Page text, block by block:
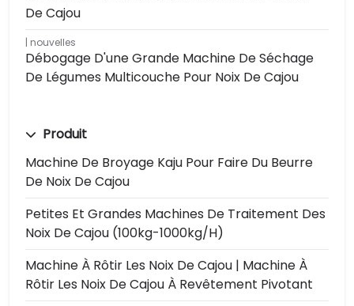
De Cajou
nouvelles
Débogage D'une Grande Machine De Séchage
De Légumes Multicouche Pour Noix De Cajou
Produit
Machine De Broyage Kaju Pour Faire Du Beurre
De Noix De Cajou
Petites Et Grandes Machines De Traitement Des
Noix De Cajou (100kg-1000kg/h)
Machine À Rôtir Les Noix De Cajou | Machine À
Rôtir Les Noix De Cajou À Revêtement Pivotant